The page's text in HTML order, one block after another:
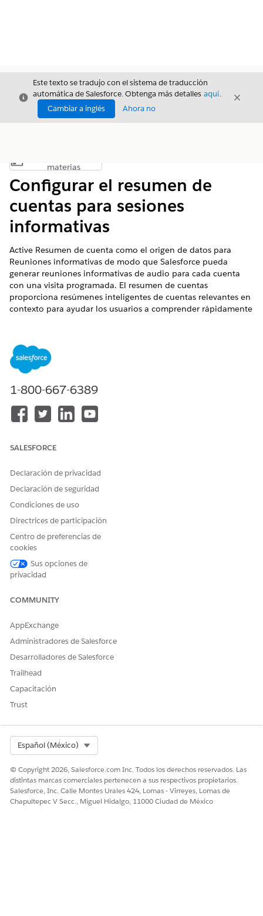
Cerrar
Este texto se tradujo con el sistema de traducción
automática de Salesforce. Obtenga más detalles aquí.
Cambiar a inglés
Ahora no
Cerrar
Mostrar índice de materias
materias
Configurar el resumen de
cuentas para sesiones
informativas
Active Resumen de cuenta como el origen de datos para
Reuniones informativas de modo que Salesforce pueda
generar reuniones informativas de audio para cada cuenta
con una visita programada. El resumen de cuentas
proporciona resúmenes inteligentes de cuentas relevantes en
contexto para ayudar los usuarios a comprender rápidamente
Disponible en: Lightning Experience
Disponible en: Enterprise Edition y Unlimited Edition con
Sciences Cloud para Customer Engagement, Agentforce
para LifeSciences Cloud, Generador de solicitudes Einstein
PERMISOS DE USUARIO NECESARIOS
Para configurar y configurar
Briefings:
Desde Configuración, en el cuadro Búsqueda rápida,
busque y seleccione
para Customer Engagement
En la página Configuración, vaya a la sección Configurar
resumen de cuenta para Customer Engagement.
está activado y que se completó toda la configuración
NOTA
Briefings.
CONSULTE TAMBIÉN:
Ayuda de Salesforce: Resumen de cuenta
¿RESOLVIÓ ESTE ARTÍCULO SU PROBLEMA?
¡Háganos saber cómo podemos mejorar!
1-800-667-6389
SALESFORCE
Declaración de privacidad
Declaración de seguridad
Condiciones de uso
Directrices de participación
Centro de preferencias de
cookies
Sus opciones de
privacidad
COMMUNITY
AppExchange
Administradores de Salesforce
Desarrolladores de Salesforce
Trailhead
Capacitación
Trust
Español (México)
© Copyright 2026, Salesforce.com Inc. Todos los derechos reservados. Las
distintas marcas comerciales pertenecen a sus respectivos propietarios.
Salesforce, Inc. Calle Montes Urales 424, Lomas - Virreyes, Lomas de
Chapultepec V Secc., Miguel Hidalgo, 11000 Ciudad de México